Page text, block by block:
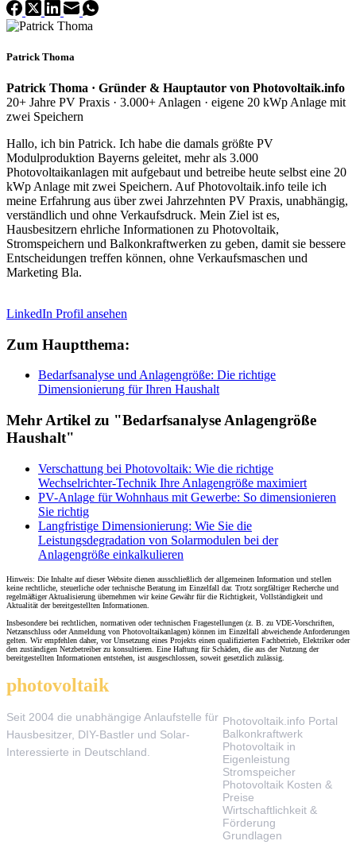
Patrick Thoma
Patrick Thoma · Gründer & Hauptautor von Photovoltaik.info
20+ Jahre PV Praxis · 3.000+ Anlagen · eigene 20 kWp Anlage mit
zwei Speichern
Hallo, ich bin Patrick. Ich habe die damals größte PV
Modulproduktion Bayerns geleitet, mehr als 3.000
Photovoltaikanlagen mit aufgebaut und betreibe heute selbst eine 20
kWp Anlage mit zwei Speichern. Auf Photovoltaik.info teile ich
meine Erfahrung aus über zwei Jahrzehnten PV Praxis, unabhängig,
verständlich und ohne Verkaufsdruck. Mein Ziel ist es,
Hausbesitzern ehrliche Informationen zu Photovoltaik,
Stromspeichern und Balkonkraftwerken zu geben, damit sie bessere
Entscheidungen treffen können, ohne Verkaufsmaschen und
Marketing Bla.
LinkedIn Profil ansehen
Zum Hauptthema:
Bedarfsanalyse und Anlagengröße: Die richtige
Dimensionierung für Ihren Haushalt
Mehr Artikel zu "Bedarfsanalyse Anlagengröße
Haushalt"
Verschattung bei Photovoltaik: Wie die richtige
Wechselrichter-Technik Ihre Anlagengröße maximiert
PV-Anlage für Wohnhaus mit Gewerbe: So dimensionieren
Sie richtig
Langfristige Dimensionierung: Wie Sie die
Leistungsdegradation von Solarmodulen bei der
Anlagengröße einkalkulieren
Hinweis: Die Inhalte auf dieser Website dienen ausschließlich der allgemeinen Information und stellen
keine rechtliche, steuerliche oder technische Beratung im Einzelfall dar. Trotz sorgfältiger Recherche und
regelmäßiger Aktualisierung übernehmen wir keine Gewähr für die Richtigkeit, Vollständigkeit und
Aktualität der bereitgestellten Informationen.
Insbesondere bei rechtlichen, normativen oder technischen Fragestellungen (z. B. zu VDE-Vorschriften,
Netzanschluss oder Anmeldung von Photovoltaikanlagen) können im Einzelfall abweichende Anforderungen
gelten. Wir empfehlen daher, vor Umsetzung eines Projekts einen qualifizierten Fachbetrieb, Elektriker oder
den zuständigen Netzbetreiber zu konsultieren. Eine Haftung für Schäden, die aus der Nutzung der
bereitgestellten Informationen entstehen, ist ausgeschlossen, soweit gesetzlich zulässig.
photovoltaik
Seit 2004 die unabhängige Anlaufstelle für
Hausbesitzer, DIY-Bastler und Solar-
Interessierte in Deutschland.
Photovoltaik.info Portal
Balkonkraftwerk
Photovoltaik in
Eigenleistung
Stromspeicher
Photovoltaik Kosten &
Preise
Wirtschaftlichkeit &
Förderung
Grundlagen